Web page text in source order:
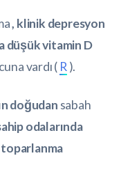
, klinik depresyon
düşük vitamin D
vardı ( R).
doğudan sabah
odalarında
toparlanma